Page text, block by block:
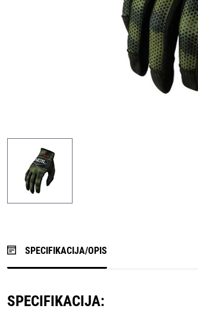
SPECIFIKACIJA/OPIS
SPECIFIKACIJA: